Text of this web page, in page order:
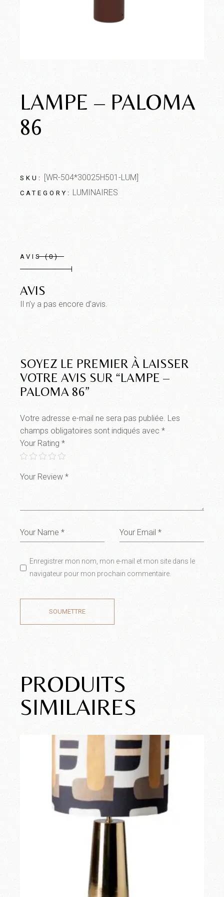
LAMPE – PALOMA
86
SKU: [WR-504*30025H501-LUM]
CATEGORY: LUMINAIRES
AVIS (0)
AVIS
Il n’y a pas encore d’avis.
SOYEZ LE PREMIER À LAISSER
VOTRE AVIS SUR “LAMPE –
PALOMA 86”
Votre adresse e-mail ne sera pas publiée. Les
champs obligatoires sont indiqués avec*
Your Rating*
Enregistrer mon nom, mon e-mail et mon site dans le
navigateur pour mon prochain commentaire.
SOUMETTRE
PRODUITS
SIMILAIRES